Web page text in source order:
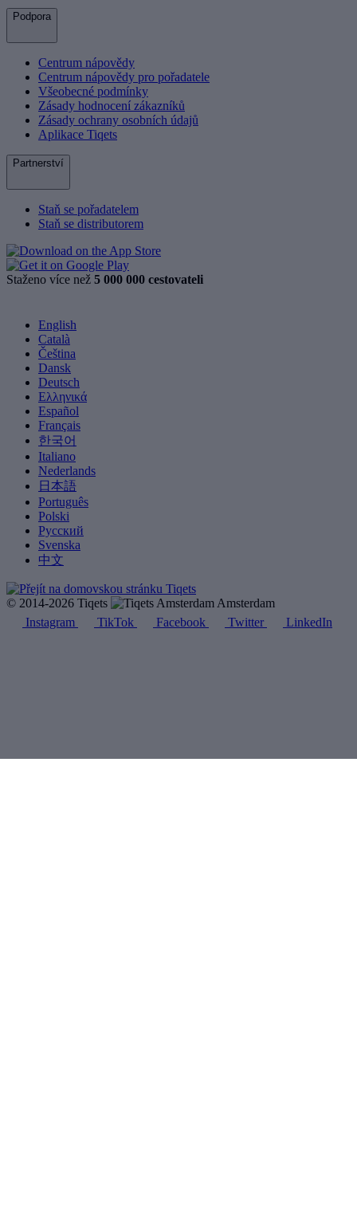
Podpora
Centrum nápovědy
Centrum nápovědy pro pořadatele
Všeobecné podmínky
Zásady hodnocení zákazníků
Zásady ochrany osobních údajů
Aplikace Tiqets
Partnerství
Staň se pořadatelem
Staň se distributorem
Staženo více než 5 000 000 cestovateli
English
Català
Čeština
Dansk
Deutsch
Ελληνικά
Español
Français
한국어
Italiano
Nederlands
日本語
Português
Polski
Русский
Svenska
中文
© 2014-2026 Tiqets
Amsterdam
Instagram
TikTok Facebook Twitter LinkedIn